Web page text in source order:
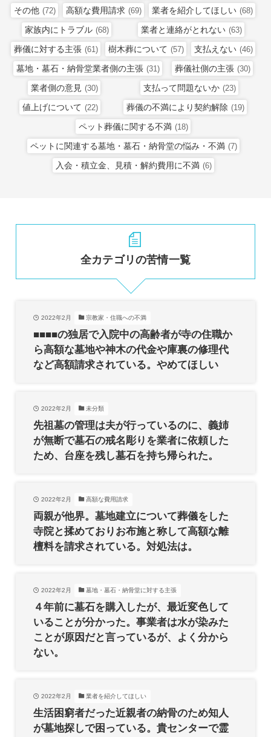
その他 (72) 高額な費用請求 (69) 業者を紹介してほしい (68)
家族内にトラブル (68) 業者と連絡がとれない (63)
葬儀に対する主張 (61) 樹木葬について (57) 支払えない (46)
墓地・墓石・納骨堂業者側の主張 (31) 葬儀社側の主張 (30)
業者側の意見 (30) 支払って問題ないか (23)
値上げについて (22) 葬儀の不満により契約解除 (19)
ペット葬儀に関する不満 (18)
ペットに関連する墓地・墓石・納骨堂の悩み・不満 (7)
入会・積立金、見積・解約費用に不満 (6)
全カテゴリの苦情一覧
2022年2月 宗教家・住職への不満
■■■■の独居で入院中の高齢者が寺の住職か
ら高額な墓地や神木の代金や庫裏の修理代
など高額請求されている。やめてほしい
2022年2月 未分類
先祖墓の管理は夫が行っているのに、義姉
が無断で墓石の戒名彫りを業者に依頼した
ため、台座を残し墓石を持ち帰られた。
2022年2月 高額な費用請求
両親が他界。墓地建立について葬儀をした
寺院と揉めておりお布施と称して高額な離
檀料を請求されている。対処法は。
2022年2月 墓地・墓石・納骨堂に対する主張
４年前に墓石を購入したが、最近変色して
いることが分かった。事業者は水が染みた
ことが原因だと言っているが、よく分から
ない。
2022年2月 業者を紹介してほしい
生活困窮者だった近親者の納骨のため知人
が墓地探しで困っている。貴センターで霊